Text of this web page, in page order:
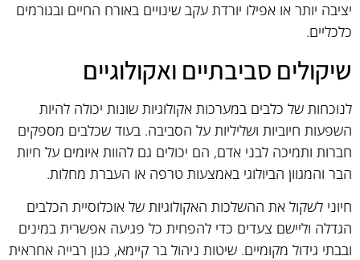
יציבה יותר או אפילו יורדת עקב שינויים באורח החיים ובגורמים
כלכליים.
שיקולים סביבתיים ואקולוגיים
לנוכחות של כלבים במערכות אקולוגיות שונות יכולה להיות
השפעות חיוביות ושליליות על הסביבה. בעוד שכלבים מספקים
חברות ותמיכה לבני אדם, הם יכולים גם להוות איומים על חיות
הבר והמגוון הביולוגי באמצעות טרפה או העברת מחלות.
חיוני לשקול את ההשלכות האקולוגיות של אוכלוסיית הכלבים
הגדלה וליישם צעדים כדי להפחית כל פגיעה אפשרית במינים
ובבתי גידול מקומיים. שיטות ניהול בר קיימא, כגון רבייה אחראית